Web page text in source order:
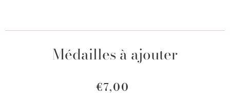
Médailles à ajouter
€7,00